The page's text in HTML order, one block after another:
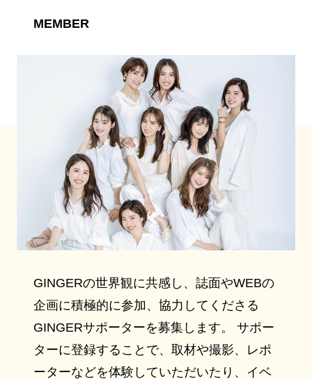
MEMBER
GINGERの世界観に共感し、誌面やWEBの
企画に積極的に参加、協力してくださる
GINGERサポーターを募集します。 サポー
ターに登録することで、取材や撮影、レポ
ーターなどを体験していただいたり、イベ